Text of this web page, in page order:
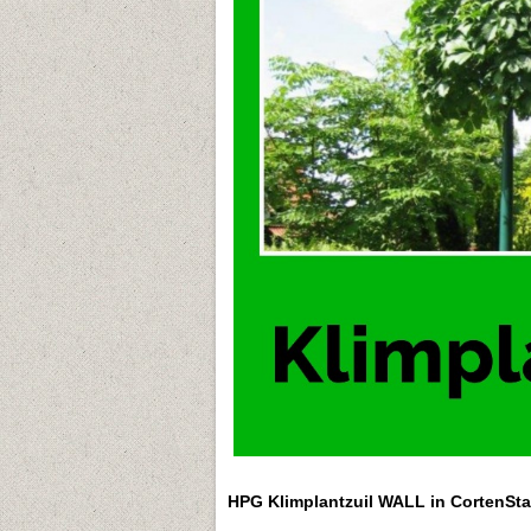
HPG Klimplantzuil WALL in